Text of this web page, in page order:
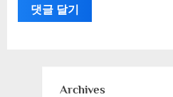
Archives